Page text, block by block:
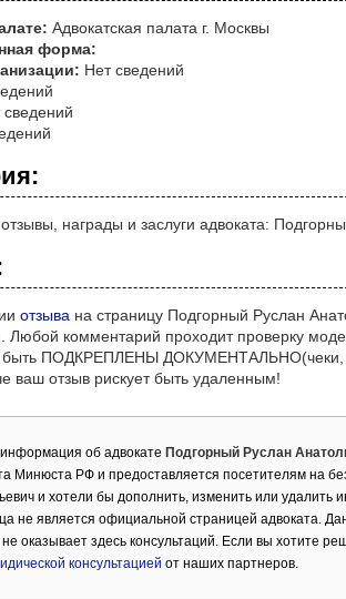
Адвокатская палата г. Москвы
форма:
Нет сведений
сведений
награды и заслуги адвоката:
отзыва на страницу Подгорный Руслан
Любой комментарий проходит проверку
быть ПОДКРЕПЛЕНЫ ДОКУМЕНТАЛЬНО(чеки,
ваш отзыв рискует быть удаленным!
об адвокате Подгорный Руслан
Минюста РФ и предоставляется посетителям на
и хотели бы дополнить, изменить или
не является официальной страницей адвоката.
оказывает здесь консультаций. Если вы хотите
консультацией от наших партнеров.